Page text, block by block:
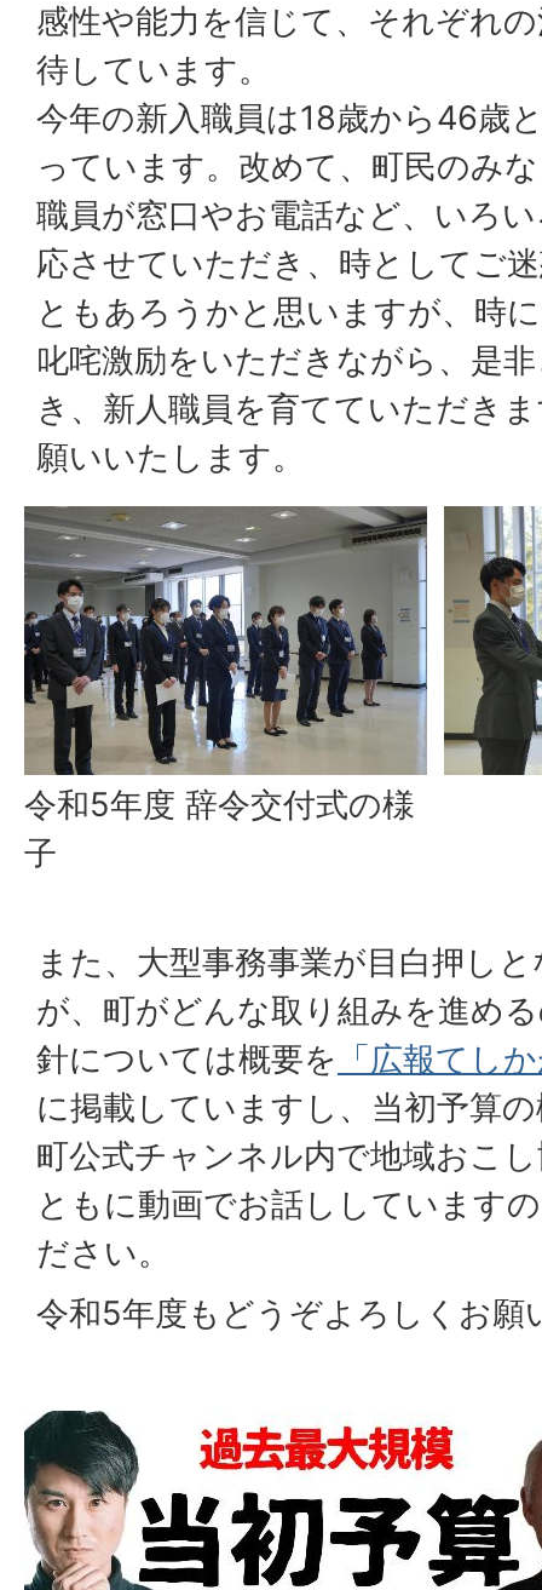
感性や能力を信じて、それぞれ
待しています。
今年の新入職員は18歳から46歳
っています。改めて、町民のみ
職員が窓口やお電話など、いろ
応させていただき、時としてご
ともあろうかと思いますが、時
叱咤激励をいただきながら、是
き、新人職員を育てていただき
願いいたします。
令和5年度 辞令交付式の様
子
また、大型事務事業が目白押し
が、町がどんな取り組みを進め
針については概要を 「広報てし
に掲載していますし、当初予算
町公式チャンネル内で地域おこ
ともに動画でお話ししています
ださい。
令和5年度もどうぞよろしくお願